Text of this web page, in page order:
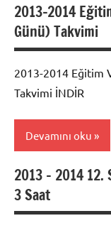
2017 -
2018
Edebiyat
Yıllık
Planları
2013-2014
Günü) Takvimi
2013-2014 Eğitim
Takvimi İNDİR
Devamını oku
2017 -
2018
Edebiyat
2013 – 2014 12.
3 Saat